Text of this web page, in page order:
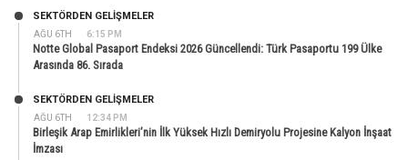
AĞU 6TH 6:15 PM
SEKTÖRDEN GELIŞMELER
Notte Global Pasaport Endeksi 2026 Güncellendi: Türk Pasaportu 199 Ülke
Arasında 86. Sırada
AĞU 6TH 12:34 PM
SEKTÖRDEN GELIŞMELER
Birleşik Arap Emirlikleri’nin İlk Yüksek Hızlı Demiryolu Projesine Kalyon İnşaat
İmzası